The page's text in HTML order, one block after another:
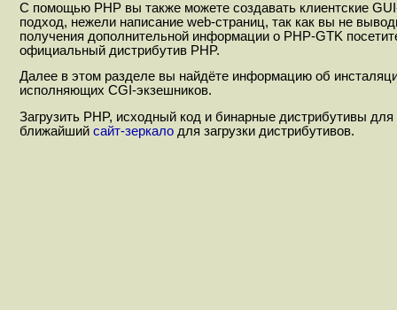
С помощью PHP вы также можете создавать клиентские
подход, нежели написание web-страниц, так как вы не
получения дополнительной информации о PHP-GTK
официальный дистрибутив PHP.
Далее в этом разделе вы найдёте информацию об
исполняющих CGI-экзешников.
Загрузить PHP, исходный код и бинарные дистрибутивы
ближайший сайт-зеркало для загрузки дистрибутивов.